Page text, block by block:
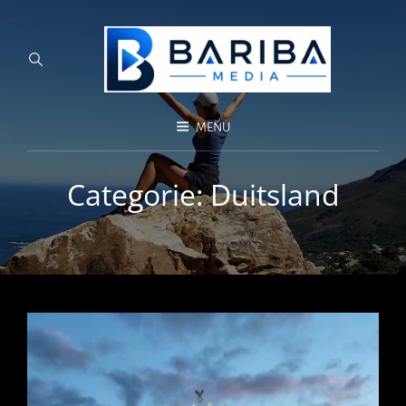
MENU
Categorie:Duitsland